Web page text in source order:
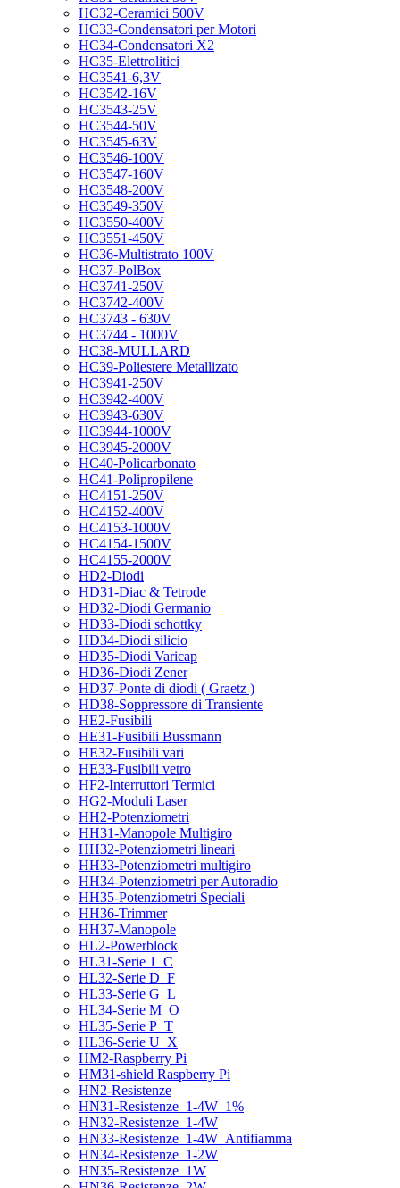
HC32-Ceramici 500V
HC33-Condensatori per Motori
HC34-Condensatori X2
HC35-Elettrolitici
HC3541-6,3V
HC3542-16V
HC3543-25V
HC3544-50V
HC3545-63V
HC3546-100V
HC3547-160V
HC3548-200V
HC3549-350V
HC3550-400V
HC3551-450V
HC36-Multistrato 100V
HC37-PolBox
HC3741-250V
HC3742-400V
HC3743 - 630V
HC3744 - 1000V
HC38-MULLARD
HC39-Poliestere Metallizato
HC3941-250V
HC3942-400V
HC3943-630V
HC3944-1000V
HC3945-2000V
HC40-Policarbonato
HC41-Polipropilene
HC4151-250V
HC4152-400V
HC4153-1000V
HC4154-1500V
HC4155-2000V
HD2-Diodi
HD31-Diac & Tetrode
HD32-Diodi Germanio
HD33-Diodi schottky
HD34-Diodi silicio
HD35-Diodi Varicap
HD36-Diodi Zener
HD37-Ponte di diodi ( Graetz )
HD38-Soppressore di Transiente
HE2-Fusibili
HE31-Fusibili Bussmann
HE32-Fusibili vari
HE33-Fusibili vetro
HF2-Interruttori Termici
HG2-Moduli Laser
HH2-Potenziometri
HH31-Manopole Multigiro
HH32-Potenziometri lineari
HH33-Potenziometri multigiro
HH34-Potenziometri per Autoradio
HH35-Potenziometri Speciali
HH36-Trimmer
HH37-Manopole
HL2-Powerblock
HL31-Serie 1_C
HL32-Serie D_F
HL33-Serie G_L
HL34-Serie M_O
HL35-Serie P_T
HL36-Serie U_X
HM2-Raspberry Pi
HM31-shield Raspberry Pi
HN2-Resistenze
HN31-Resistenze_1-4W_1%
HN32-Resistenze_1-4W
HN33-Resistenze_1-4W_Antifiamma
HN34-Resistenze_1-2W
HN35-Resistenze_1W